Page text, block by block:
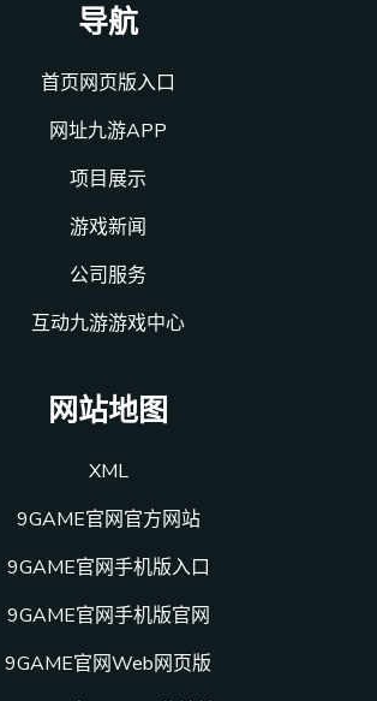
导航
首页网页版入口
网址九游APP
项目展示
游戏新闻
公司服务
互动九游游戏中心
网站地图
XML
9GAME官网官方网站
9GAME官网手机版入口
9GAME官网手机版官网
9GAME官网Web网页版